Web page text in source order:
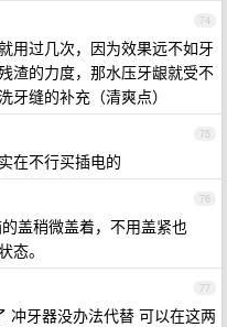
74
用过几次，因为效果远不如牙
渣的力度，那水压牙龈就受不
牙缝的补充（清爽点）
75
在不行买插电的
76
盖稍微盖着，不用盖紧也
态。
77
冲牙器没办法代替 可以在这两